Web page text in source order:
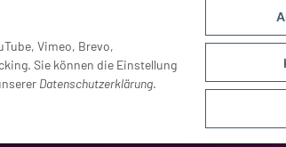
Vimeo, Brevo,
Sie können die Einstellung
Datenschutzerklärung.